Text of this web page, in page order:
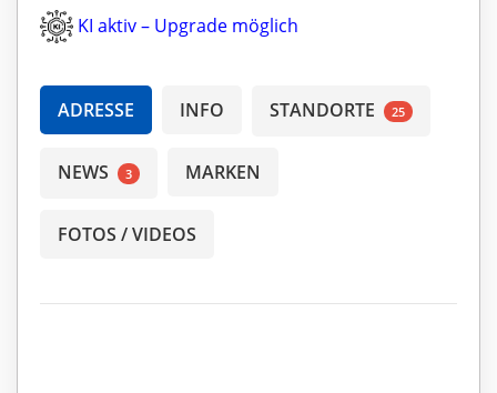
KI aktiv – Upgrade möglich
ADRESSE INFO STANDORTE 25
NEWS 3 MARKEN
FOTOS / VIDEOS